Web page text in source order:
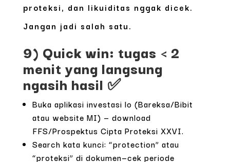
proteksi, dan likuiditas nggak dicek.
Jangan jadi salah satu.
9) Quick win: tugas < 2
menit yang langsung
ngasih hasil ✅
Buka aplikasi investasi lo (Bareksa/Bibit
atau website MI) — download
FFS/Prospektus Cipta Proteksi XXVI.
Search kata kunci: “protection” atau
“proteksi” di dokumen—cek periode